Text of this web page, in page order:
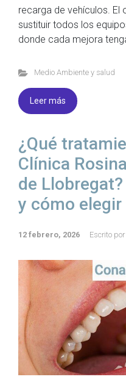
recarga de vehículos. El
sustituir todos los
donde cada mejora
Medio Ambiente y salud
Leer más
¿Qué
Clínica
de
y cómo
12 febrero, 2026 Escrito por